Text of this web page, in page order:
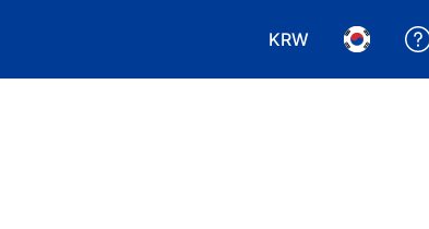
KRW
통화 선택. 현재 선
언어 선